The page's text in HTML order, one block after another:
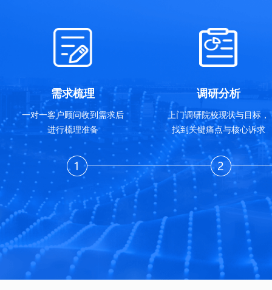
需求梳理
一对一客户顾问收到需求后
进行梳理准备
调研分析
上门调研院校现状与目标，
找到关键痛点与核心诉求